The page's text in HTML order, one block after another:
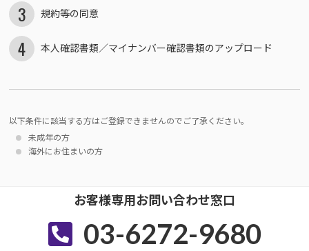
3 規約等の同意
4 本人確認書類／マイナンバー確認書類のアップロード
以下条件に該当する方はご登録できませんのでご了承ください。
未成年の方
海外にお住まいの方
お客様専用お問い合わせ窓口
03-6272-9680